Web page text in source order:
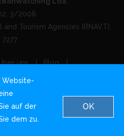
3/2008
Tourism Agencies (RNAVT):
7277
uns
Blog
Website-
auf der
dem zu.
OK